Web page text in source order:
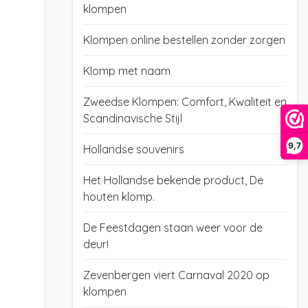
9,7
klompen
Klompen online bestellen zonder zorgen
Klomp met naam
Zweedse Klompen: Comfort, Kwaliteit en
Scandinavische Stijl
Hollandse souvenirs
Het Hollandse bekende product, De
houten klomp.
De Feestdagen staan weer voor de
deur!
Zevenbergen viert Carnaval 2020 op
klompen